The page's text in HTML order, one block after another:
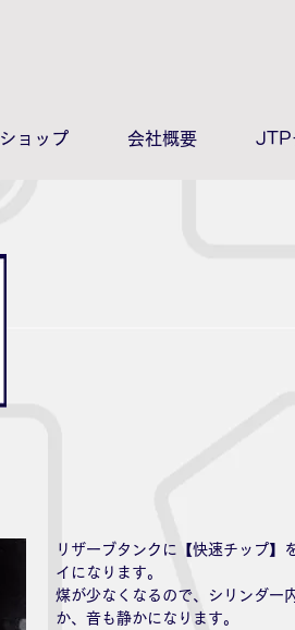
ショップ 会社概要 JTP
リザーブタンクに【快速チップ】
イになります。
煤が少なくなるので、シリンダー
か、音も静かになります。